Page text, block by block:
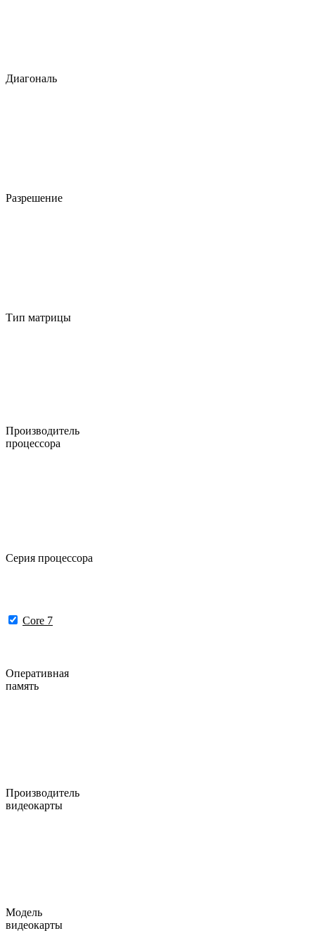
Диагональ
Разрешение
Тип матрицы
Производитель
процессора
Серия процессора
Core 7
Оперативная
память
Производитель
видеокарты
Модель
видеокарты